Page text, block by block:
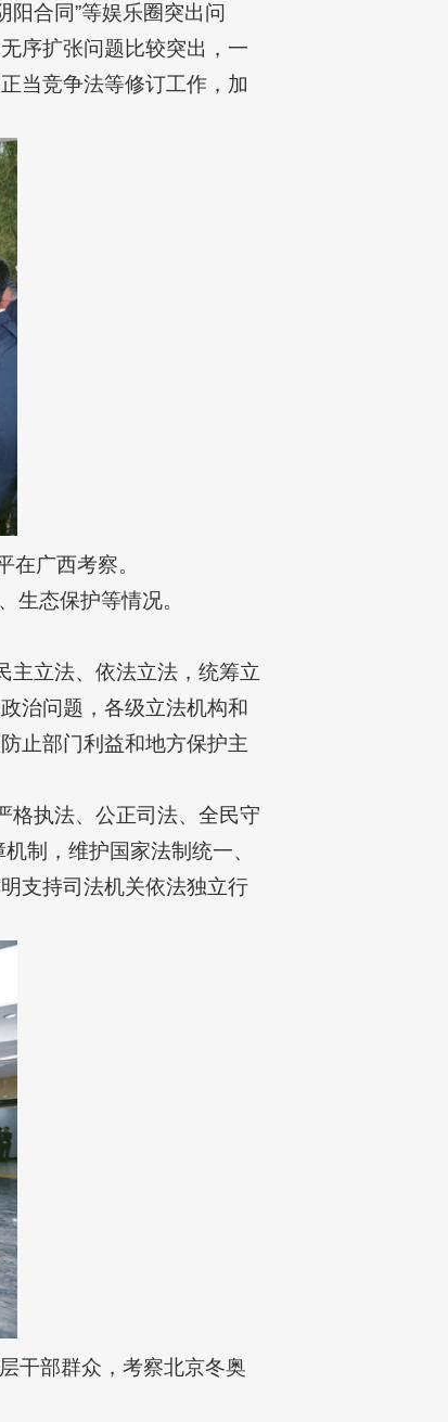
阳合同”等娱乐圈突出问
序扩张问题比较突出，一
当竞争法等修订工作，加
广西考察。
生态保护等情况。
主立法、依法立法，统筹立
治问题，各级立法机构和
止部门利益和地方保护主
格执法、公正司法、全民守
制，维护国家法制统一、
支持司法机关依法独立行
干部群众，考察北京冬奥